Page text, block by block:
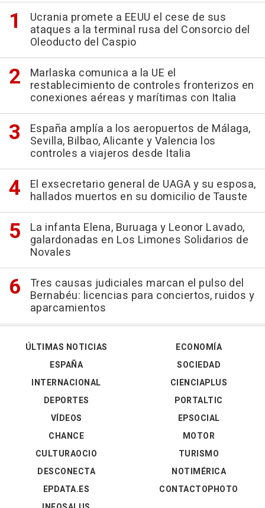
Ucrania promete a EEUU el cese de sus
ataques a la terminal rusa del Consorcio del
Oleoducto del Caspio
Marlaska comunica a la UE el
restablecimiento de controles fronterizos en
conexiones aéreas y marítimas con Italia
España amplía a los aeropuertos de Málaga,
Sevilla, Bilbao, Alicante y Valencia los
controles a viajeros desde Italia
El exsecretario general de UAGA y su esposa,
hallados muertos en su domicilio de Tauste
La infanta Elena, Buruaga y Leonor Lavado,
galardonadas en Los Limones Solidarios de
Novales
Tres causas judiciales marcan el pulso del
Bernabéu: licencias para conciertos, ruidos y
aparcamientos
ÚLTIMAS NOTICIAS
ESPAÑA
INTERNACIONAL
DEPORTES
VÍDEOS
ECONOMÍA
SOCIEDAD
CIENCIAPLUS
PORTALTIC
EPSOCIAL
CHANCE
CULTURAOCIO
DESCONECTA
EPDATA.ES
MOTOR
TURISMO
NOTIMÉRICA
CONTACTOPHOTO